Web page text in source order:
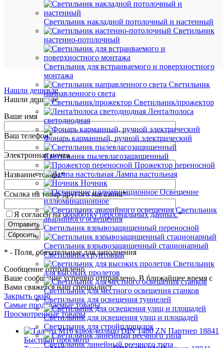
Светильник накладной потолочный и настенный
Светильник
настенно-потолочный
Светильник для встраиваемого и поверхностного
монтажа
Светильник
направленного света
Светильник/прожектор
Лента/полоса
светодиодная
Фонарь карманный, ручной электрический
Светильник пылевлагозащищенный
Прожектор переносной
Лампа настольная
Ночник
Освещение
иллюминационное
Светильник
аварийного освещения
Светильник взрывозащищенный переносной
Светильник взрывозащищенный стационарный
Светильник грунтовый
Светильник
для высоких пролетов
Светильник для местного освещения станков
Светильник для освещения туннелей
Светильник для освещения улиц и площадей
Светильник для стройплощадок
Светильник линейный реечного типа
К
Нашли дешевле
Нашли дешевле
Ваше имя
Ваш телефон*
Электронная почта
Название товара*
Ссылка на товар другого магазина*
Я согласен наобработку персональных данных.*
* - Поля, обязательные для заполнения
Сообщение отправлено
Ваше сообщение успешно отправлено. В ближайшее время с
Вами свяжется наш специалист
Закрыть окно
Самые продаваемые товары
Просмотренные товары
Быстрый просмотр